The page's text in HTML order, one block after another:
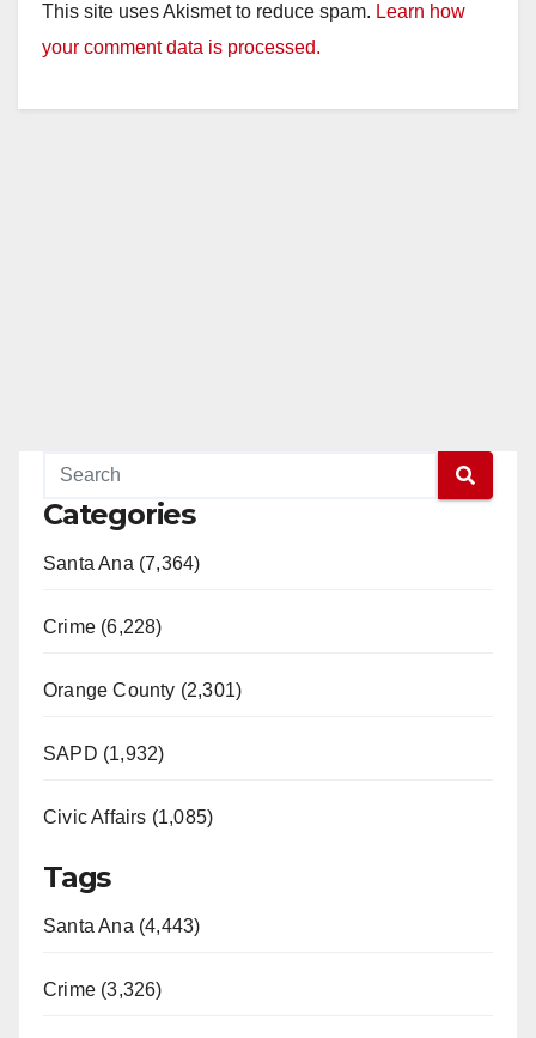
This site uses Akismet to reduce spam. Learn how
your comment data is processed.
Categories
Santa Ana (7,364)
Crime (6,228)
Orange County (2,301)
SAPD (1,932)
Civic Affairs (1,085)
Tags
Santa Ana (4,443)
Crime (3,326)